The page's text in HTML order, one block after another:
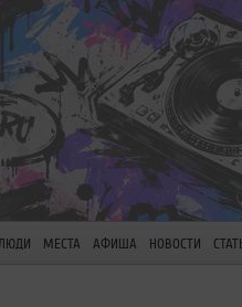
МЕСТА АФИША НОВОСТИ